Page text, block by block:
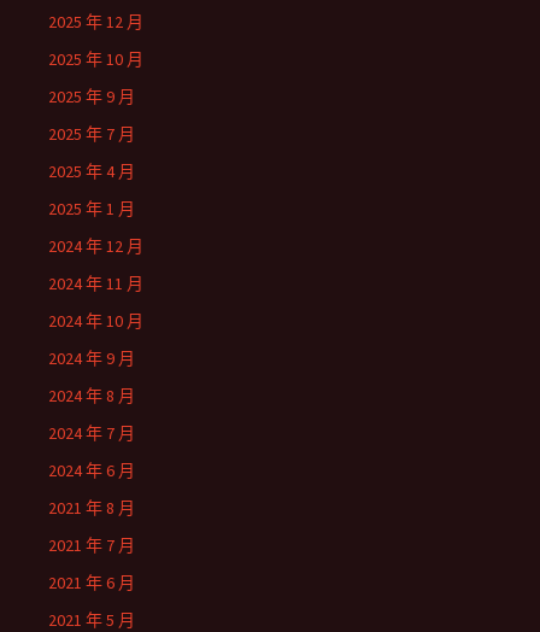
2025 年 12 月
2025 年 10 月
2025 年 9 月
2025 年 7 月
2025 年 4 月
2025 年 1 月
2024 年 12 月
2024 年 11 月
2024 年 10 月
2024 年 9 月
2024 年 8 月
2024 年 7 月
2024 年 6 月
2021 年 8 月
2021 年 7 月
2021 年 6 月
2021 年 5 月